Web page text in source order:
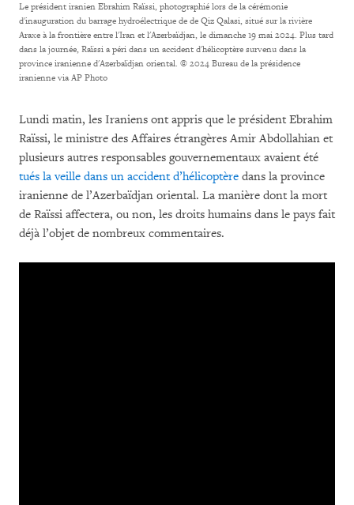
Le président iranien Ebrahim Raïssi, photographié lors de la cérémonie
d'inauguration du barrage hydroélectrique de de Qiz Qalasi, situé sur la rivière
Araxe à la frontière entre l'Iran et l'Azerbaïdjan, le dimanche 19 mai 2024. Plus tard
dans la journée, Raïssi a péri dans un accident d'hélicoptère survenu dans la
province iranienne d'Azerbaïdjan oriental. © 2024 Bureau de la présidence
iranienne via AP Photo
Lundi matin, les Iraniens ont appris que le président Ebrahim
Raïssi, le ministre des Affaires étrangères Amir Abdollahian et
plusieurs autres responsables gouvernementaux avaient été
tués la veille dans un accident d’hélicoptère dans la province
iranienne de l’Azerbaïdjan oriental. La manière dont la mort
de Raïssi affectera, ou non, les droits humains dans le pays fait
déjà l’objet de nombreux commentaires.